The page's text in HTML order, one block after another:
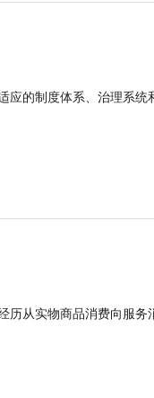
的制度体系、治理系统
历从实物商品消费向服务